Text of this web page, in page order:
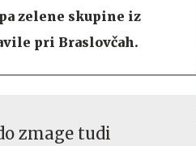
zelene skupine iz
pri Braslovčah.
zmage tudi